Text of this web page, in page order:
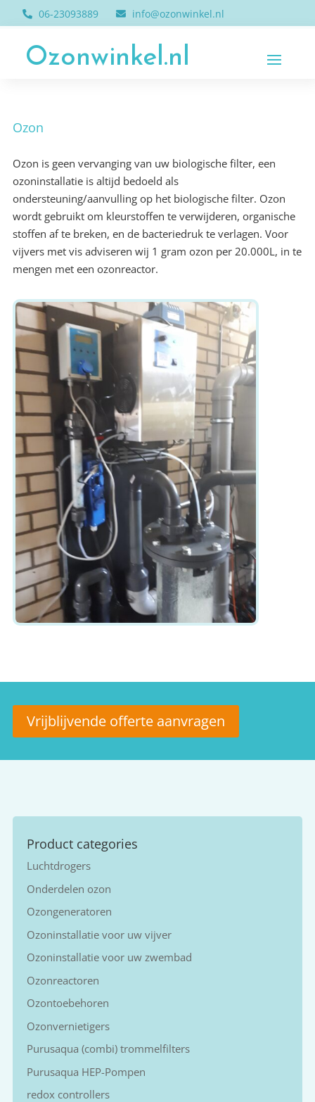
06-23093889 info@ozonwinkel.nl
Ozonwinkel.nl
Ozon
Ozon is geen vervanging van uw biologische filter, een
ozoninstallatie is altijd bedoeld als
ondersteuning/aanvulling op het biologische filter. Ozon
wordt gebruikt om kleurstoffen te verwijderen, organische
stoffen af te breken, en de bacteriedruk te verlagen. Voor
vijvers met vis adviseren wij 1 gram ozon per 20.000L, in te
mengen met een ozonreactor.
Vrijblijvende offerte aanvragen
Product categories
Luchtdrogers
Onderdelen ozon
Ozongeneratoren
Ozoninstallatie voor uw vijver
Ozoninstallatie voor uw zwembad
Ozonreactoren
Ozontoebehoren
Ozonvernietigers
Purusaqua (combi) trommelfilters
Purusaqua HEP-Pompen
redox controllers